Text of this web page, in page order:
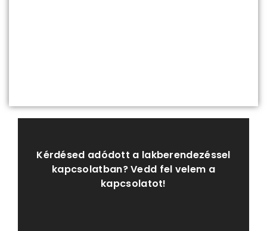
Kérdésed adódott a lakberendezéssel
kapcsolatban? Vedd fel velem a
kapcsolatot!